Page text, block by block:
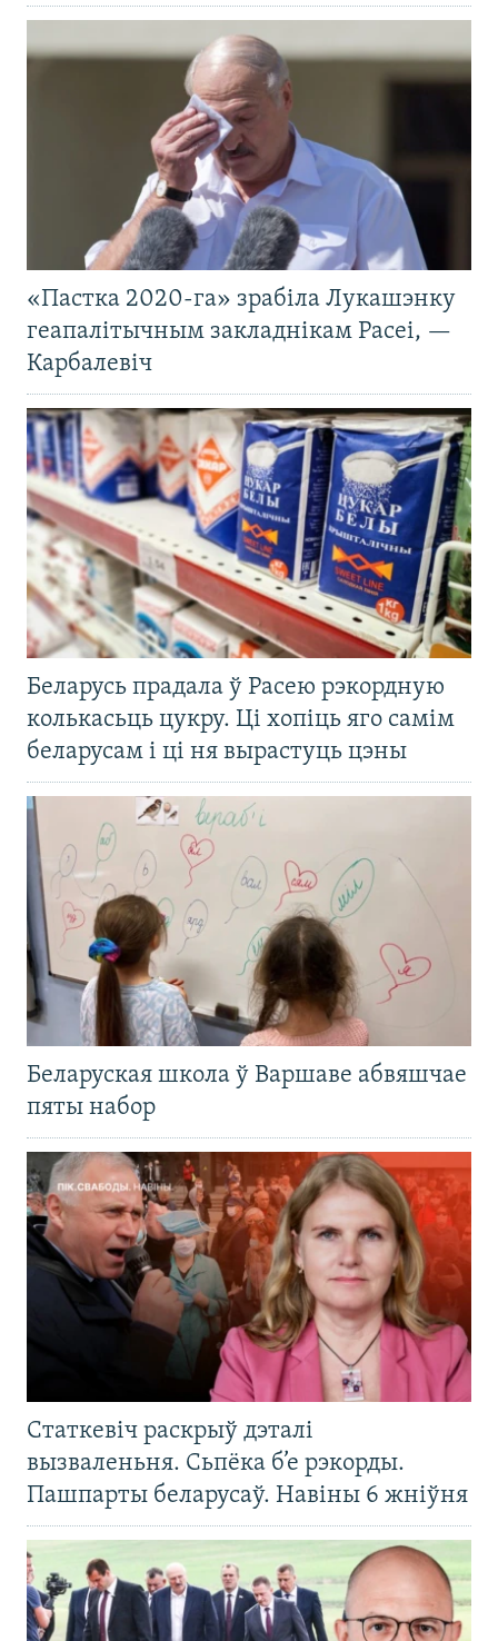
«Пастка 2020-га» зрабіла Лукашэнку
геапалітычным закладнікам Расеі, —
Карбалевіч
Беларусь прадала ў Расею рэкордную
колькасьць цукру. Ці хопіць яго самім
беларусам і ці ня вырастуць цэны
Беларуская школа ў Варшаве абвяшчае
пяты набор
Статкевіч раскрыў дэталі
вызваленьня. Сьпёка б’е рэкорды.
Пашпарты беларусаў. Навіны 6 жніўня